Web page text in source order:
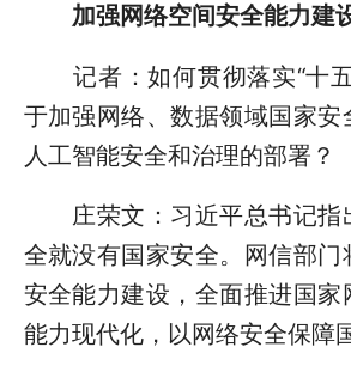
加强网络空间安全能力建
记者：如何贯彻落实“十五
于加强网络、数据领域国家安
人工智能安全和治理的部署？
庄荣文：习近平总书记指
全就没有国家安全。网信部门
安全能力建设，全面推进国家
能力现代化，以网络安全保障